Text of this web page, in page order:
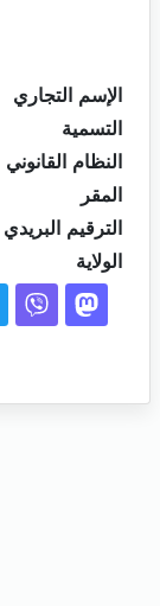
الإسم التجاري
التسمية
النظام القانوني
المقر
الترقيم البريدي
الولاية